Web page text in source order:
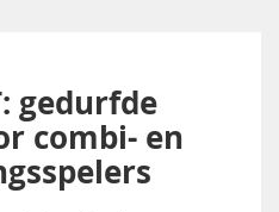
gedurfde
combi- en